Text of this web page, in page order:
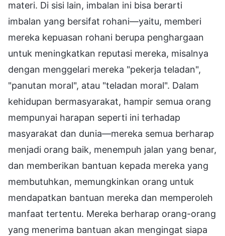
materi. Di sisi lain, imbalan ini bisa berarti
imbalan yang bersifat rohani—yaitu, memberi
mereka kepuasan rohani berupa penghargaan
untuk meningkatkan reputasi mereka, misalnya
dengan menggelari mereka "pekerja teladan",
"panutan moral", atau "teladan moral". Dalam
kehidupan bermasyarakat, hampir semua orang
mempunyai harapan seperti ini terhadap
masyarakat dan dunia—mereka semua berharap
menjadi orang baik, menempuh jalan yang benar,
dan memberikan bantuan kepada mereka yang
membutuhkan, memungkinkan orang untuk
mendapatkan bantuan mereka dan memperoleh
manfaat tertentu. Mereka berharap orang-orang
yang menerima bantuan akan mengingat siapa